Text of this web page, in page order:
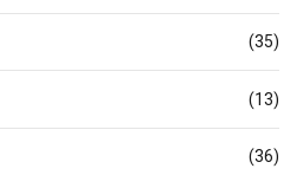
(35)
(13)
(36)